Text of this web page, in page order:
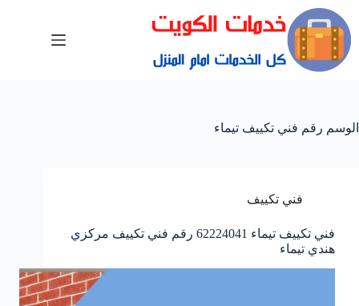
الوسم رقم فني تكييف تيماء
فني تكييف
فني تكييف تيماء 62224041 رقم فني تكييف مركزي
هندي تيماء